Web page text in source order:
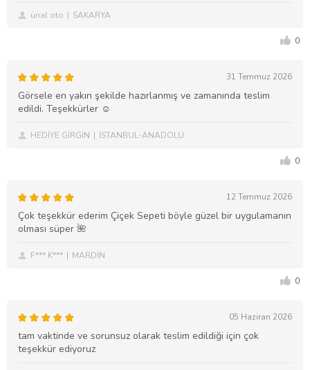
ünal oto SAKARYA
0
31 Temmuz 2026
Görsele en yakın şekilde hazırlanmış ve zamanında teslim
edildi. Teşekkürler ☺️
HEDİYE GİRGİN İSTANBUL-ANADOLU
0
12 Temmuz 2026
Çok teşekkür ederim Çiçek Sepeti böyle güzel bir uygulamanın
olması süper 🌺
F*** K*** MARDİN
0
05 Haziran 2026
tam vaktinde ve sorunsuz olarak teslim edildiği için çok
teşekkür ediyoruz